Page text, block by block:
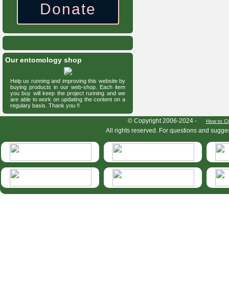
Donate
Our entomology shop
Help us running and improving this website by
buying products in our web-shop. Each item
you buy will keep the project running and we
are able to work on updating the content on a
regulary basis. Thank you !!
© Copyright 2006-2024 - How to
All rights reserved. For questions and
HymIS projectlist